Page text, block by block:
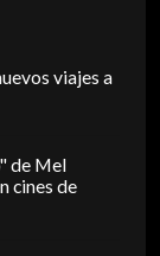
viajes a
de Mel
cines de